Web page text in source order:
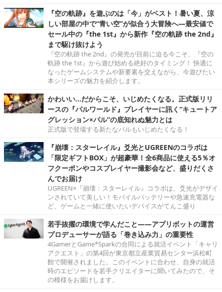
『空の軌跡』を遊ぶのは「今」がベスト！暑い夏、涼
しい部屋の中で“青い空”が似合う大冒険へ―最安値で
セール中の『the 1st』から新作『空の軌跡 the 2nd』
まで駆け抜けよう
『空の軌跡 the 2nd』の発売が目前に迫る今こそ、『空の
軌跡 the 1st』から遊び始める絶好のタイミング！ 快適に
なったゲームシステムや新要素を交えながら、今遊びたい
本シリーズの魅力を紹介します。
かわいい…だからこそ、いじめたくなる。正式版リリ
ースの『パルワールド』プレイヤーに訊く“キュートア
グレッション×パル”の底知れぬ魅力とは
正式版で登場する新たなパルもいじめたくなる！
『崩壊：スターレイル』爻光とUGREENのコラボは
「限定ギフトBOX」が超豪華！全6商品に使える5％オ
フクーポンやコスプレイヤー撮影会など、盛りだくさ
んでお届け
UGREEN×『崩壊：スターレイル』コラボは、爻光がデザイ
ンされていて美しい！モバイルバッテリーや急速充電器な
ど、ゲームと一緒に使いたいデバイスがてんこ盛り
若手抜擢の環境で学んだこと――アプリボットの運営
プロデューサーが語る「巻き込み力」の重要性
4GamerとGame*Sparkの合同による就活イベント「キャリ
アクエスト」の第4回が東京都立産業貿易センター浜松町
館で開催されました。このイベントに合わせ、自身の就活
時のエピソードを若手クリエイターに聞いてみたので、そ
の模様をお届けします。